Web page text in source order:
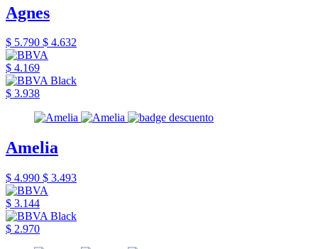
Agnes
$ 5.790 $ 4.632
$ 4.169
$ 3.938
Amelia
$ 4.990 $ 3.493
$ 3.144
$ 2.970